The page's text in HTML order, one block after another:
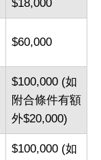
$18,000
$60,000
$100,000 (如
附合條件有額
外$20,000)
$100,000 (如